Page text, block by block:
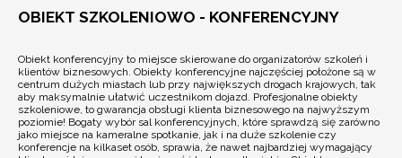
OBIEKT SZKOLENIOWO - KONFERENCYJNY
Obiekt konferencyjny to miejsce skierowane do organizatorów szkoleń i
klientów biznesowych. Obiekty konferencyjne najczęściej położone są w
centrum dużych miastach lub przy największych drogach krajowych, tak
aby maksymalnie ułatwić uczestnikom dojazd. Profesjonalne obiekty
szkoleniowe, to gwarancja obsługi klienta biznesowego na najwyższym
poziomie! Bogaty wybór sal konferencyjnych, które sprawdzą się zarówno
jako miejsce na kameralne spotkanie, jak i na duże szkolenie czy
konferencje na kilkaset osób, sprawia, że nawet najbardziej wymagający